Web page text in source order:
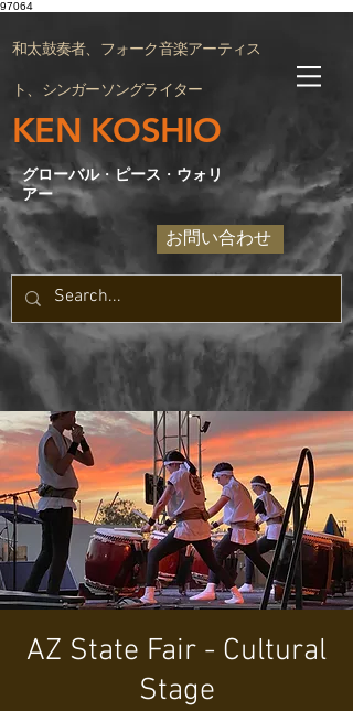
97064
和太鼓奏者、フォーク音楽アーティス
ト、シンガーソングライター
KEN KOSHIO
グローバル・ピース ・ ウォリ
アー
お問い合わせ
AZ State Fair - Cultural
Stage